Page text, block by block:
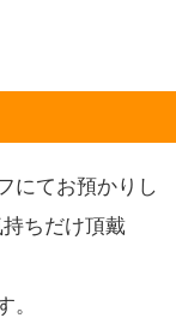
にてお預かりし
ちだけ頂戴
。